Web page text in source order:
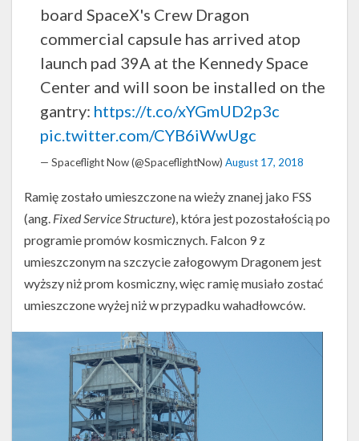
Ramię
na
platformie
board SpaceX's Crew Dragon
commercial capsule has arrived atop
launch pad 39A at the Kennedy Space
Center and will soon be installed on the
gantry: https://t.co/xYGmUD2p3c
pic.twitter.com/CYB6iWwUgc
— Spaceflight Now (@SpaceflightNow) August 17, 2018
Ramię zostało umieszczone na wieży znanej jako FSS
(ang. Fixed Service Structure), która jest pozostałością po
programie promów kosmicznych. Falcon 9 z
umieszczonym na szczycie załogowym Dragonem jest
wyższy niż prom kosmiczny, więc ramię musiało zostać
umieszczone wyżej niż w przypadku wahadłowców.